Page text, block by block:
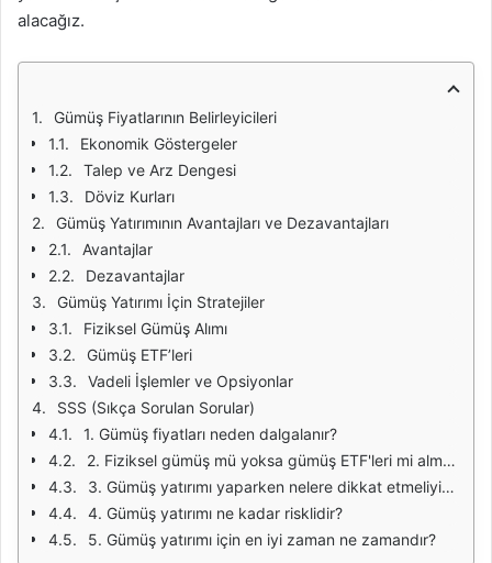
alacağız.
Gümüş Fiyatlarının Belirleyicileri
Ekonomik Göstergeler
Talep ve Arz Dengesi
Döviz Kurları
Gümüş Yatırımının Avantajları ve Dezavantajları
Avantajlar
Dezavantajlar
Gümüş Yatırımı İçin Stratejiler
Fiziksel Gümüş Alımı
Gümüş ETF’leri
Vadeli İşlemler ve Opsiyonlar
SSS (Sıkça Sorulan Sorular)
1. Gümüş fiyatları neden dalgalanır?
2. Fiziksel gümüş mü yoksa gümüş ETF'leri mi almalıyım?
3. Gümüş yatırımı yaparken nelere dikkat etmeliyim?
4. Gümüş yatırımı ne kadar risklidir?
5. Gümüş yatırımı için en iyi zaman ne zamandır?